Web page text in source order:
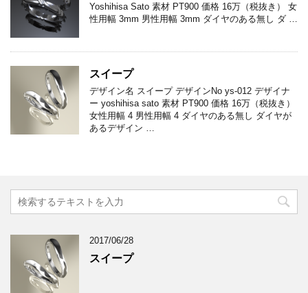
Yoshihisa Sato 素材 PT900 価格 16万（税抜き） 女
性用幅 3mm 男性用幅 3mm ダイヤのある無し ダ …
スイープ
デザイン名 スイープ デザインNo ys-012 デザイナ
ー yoshihisa sato 素材 PT900 価格 16万（税抜き）
女性用幅 4 男性用幅 4 ダイヤのある無し ダイヤが
あるデザイン …
2017/06/28
スイープ